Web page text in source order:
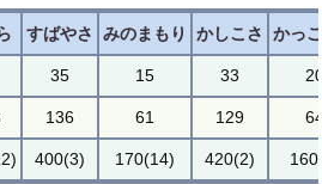
すばやさ みのまもり かしこさ かっ
35 15 33
136 61 129
400(3) 170(14) 420(2)